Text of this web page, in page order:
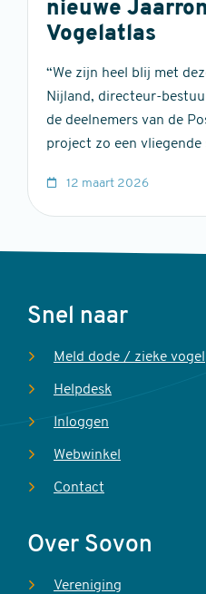
nieuwe
Vogelatlas
“We zijn heel blij met
Nijland, directeur-
de deelnemers van de
project zo een vliegende
12 maart 2026
Voet
Snel naar
Meld dode / zieke vogel
Helpdesk
Inloggen
Webwinkel
Contact
Over Sovon
Vereniging